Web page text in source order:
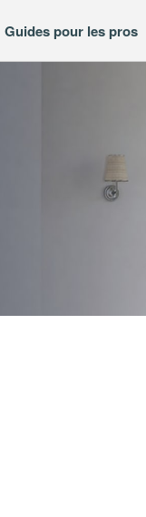
Guides pour les pros